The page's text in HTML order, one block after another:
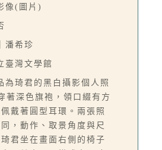
像(圖片)
潘希珍
臺灣文學館
為琦君的黑白攝影個人照
著深色旗袍，領口綴有方
戴著圓型耳環。兩張照
，動作、取景角度與尺
君坐在畫面右側的椅子